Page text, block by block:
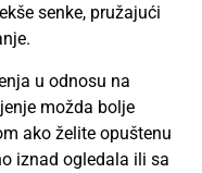
senke, pružajući
u odnosu na
možda bolje
ako želite opuštenu
iznad ogledala ili sa